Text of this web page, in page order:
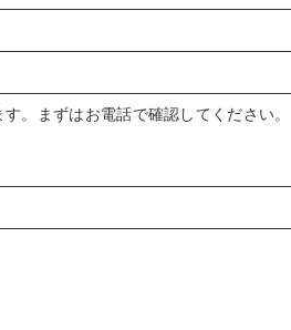
。まずはお電話で確認してください。